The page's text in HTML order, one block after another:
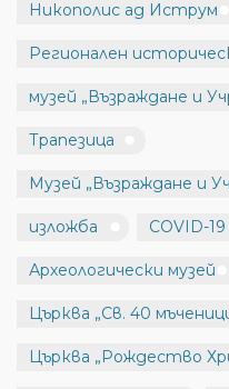
Никополис ад Иструм
Регионален
музей „Възраждане и
Трапезица
Музей „Възраждане и
изложба COVID-19
Археологически музей
Църква „Св. 40
Църква „Рождество